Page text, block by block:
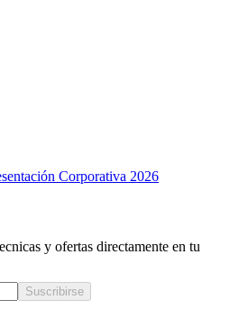
Corporativa 2026
y ofertas directamente en tu
Suscribirse